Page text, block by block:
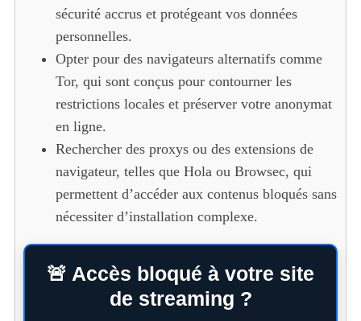
sécurité accrus et protégeant vos données
personnelles.
Opter pour des navigateurs alternatifs comme
Tor, qui sont conçus pour contourner les
restrictions locales et préserver votre anonymat
en ligne.
Rechercher des proxys ou des extensions de
navigateur, telles que Hola ou Browsec, qui
permettent d’accéder aux contenus bloqués sans
nécessiter d’installation complexe.
🚨 Accès bloqué à votre site
de streaming ?